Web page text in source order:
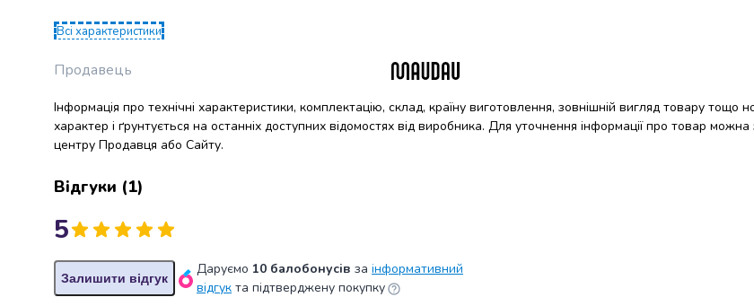
Перлова
Пшоно
продукти
Рибні
консерви
консервація
консерви
консервація
Оливки
Всі характеристики
Продавець
Інформація про технічні характеристики, комплектацію, склад, країну виготовлення, зовнішній вигляд товару тощо
характер і ґрунтується на останніх доступних відомостях від виробника. Для уточнення інформації про товар
центру Продавця або Сайту.
Відгуки (1)
5
Залишити відгук
Даруємо 10 балобонусів за інформативний
відгук та підтверджену покупку